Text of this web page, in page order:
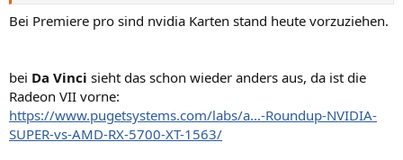
well. It is up to 15% faster than the Vega 64 and only trails the
Radeon VII by about 10%, but it is around 25% slower than the
choice for Premiere Pro.While the difference between any GPU
may be minor if you are only using basic GPU-accelerated effects
like Lumetri Color, the more accelerated effects you use, the larger
the performance gain you should see with an NVIDIA card.
Keep in mind that the benchmark results in this article are strictly
Bei Premiere pro sind nvidia Karten stand heute vorzuziehen.
bei Da Vinci sieht das schon wieder anders aus, da ist die
Radeon VII vorne:
https://www.pugetsystems.com/labs/a...-Roundup-NVIDIA-
SUPER-vs-AMD-RX-5700-XT-1563/